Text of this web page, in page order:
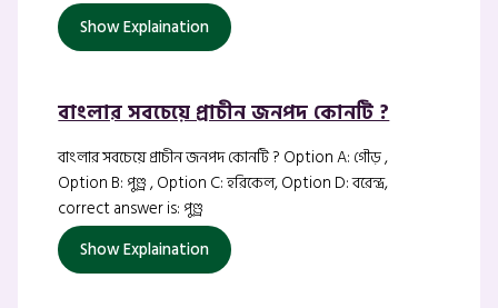
Show Explaination
বাংলার সবচেয়ে প্রাচীন জনপদ কোনটি ?
বাংলার সবচেয়ে প্রাচীন জনপদ কোনটি ? Option A: গৌড় ,
Option B: পুণ্ড্র , Option C: হরিকেল, Option D: বরেন্দ্র,
correct answer is: পুণ্ড্র
Show Explaination